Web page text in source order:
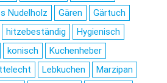
Nudelholz Gären
Gärtuch
hitzebeständig
Hygienisch
konisch
Kuchenheber
Lebkuchen
Marzipan